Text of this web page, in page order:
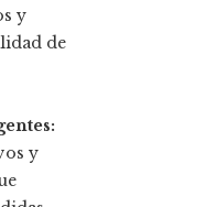
y
de
y